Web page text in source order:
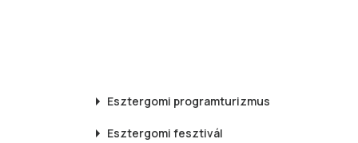
Esztergomi programturizmus
Esztergomi fesztivál